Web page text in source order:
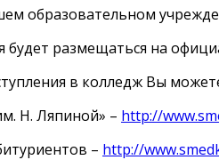
образовательном
размещаться на
в колледж Вы
Н. Ляпиной» – http://
– http://